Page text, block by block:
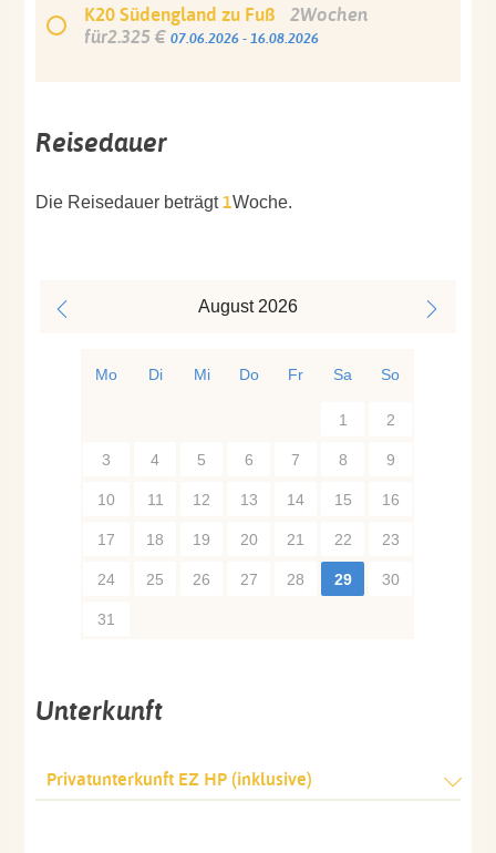
K20 Südengland zu Fuß
für2.325 € 07.06.2026 - 16.08.2026
Reisedauer
Die Reisedauer beträgt1Woche.
August 2026
Mo Di Mi Do Fr Sa So
1 2
3 4 5 6 7 8 9
10 11 12 13 14 15 16
17 18 19 20 21 22 23
24 25 26 27 28 29 30
31
Unterkunft
Privatunterkunft EZ HP (inklusive)